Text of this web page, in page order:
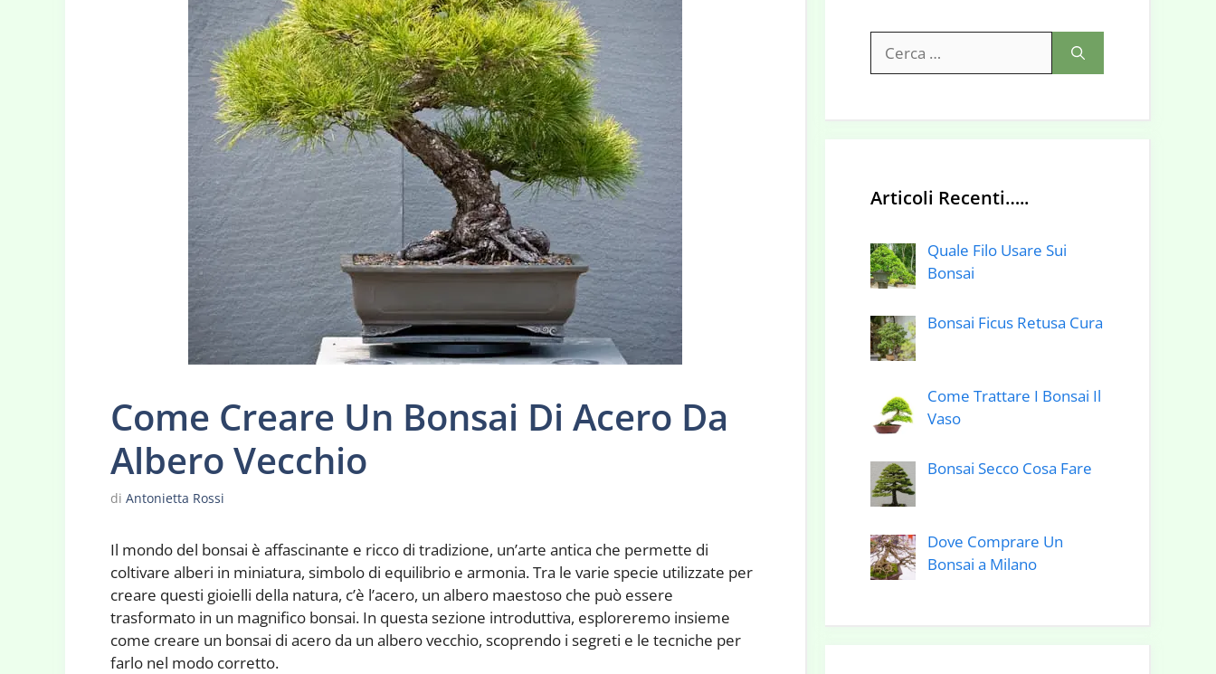
Come Creare Un Bonsai Di Acero Da
Albero Vecchio
di Antonietta Rossi
Il mondo del bonsai è affascinante e ricco di tradizione, un’arte antica che permette di
coltivare alberi in miniatura, simbolo di equilibrio e armonia. Tra le varie specie utilizzate per
creare questi gioielli della natura, c’è l’acero, un albero maestoso che può essere
trasformato in un magnifico bonsai. In questa sezione introduttiva, esploreremo insieme
come creare un bonsai di acero da un albero vecchio, scoprendo i segreti e le tecniche per
farlo nel modo corretto.
per:
Articoli Recenti…..
Quale Filo Usare Sui
Bonsai
Bonsai Ficus Retusa Cura
Come Trattare I Bonsai Il
Vaso
Bonsai Secco Cosa Fare
Dove Comprare Un
Bonsai a Milano